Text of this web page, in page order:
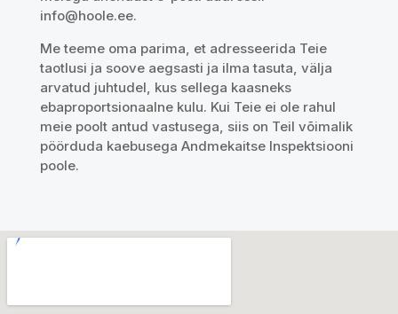
info@hoole.ee.
Me teeme oma parima, et adresseerida Teie
taotlusi ja soove aegsasti ja ilma tasuta, välja
arvatud juhtudel, kus sellega kaasneks
ebaproportsionaalne kulu. Kui Teie ei ole rahul
meie poolt antud vastusega, siis on Teil võimalik
pöörduda kaebusega Andmekaitse Inspektsiooni
poole.